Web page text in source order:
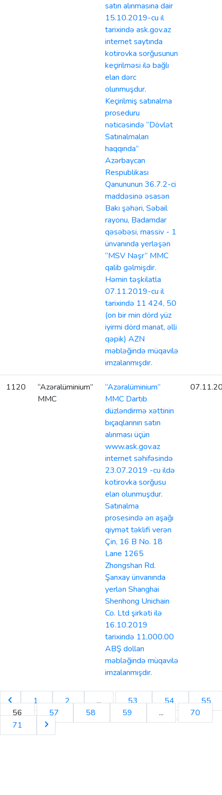
satın alınmasına dair
15.10.2019-cu il
tarixində ask.gov.az
internet saytında
kotirovka sorğusunun
keçirilməsi ilə bağlı
elan dərc
olunmuşdur.
Keçirilmiş satınalma
proseduru
nəticəsində “Dövlət
Satınalmaları
haqqında”
Azərbaycan
Respublikası
Qanununun 36.7.2-ci
maddəsinə əsasən
Bakı şəhəri, Səbail
rayonu, Badamdar
qəsəbəsi, massiv - 1
ünvanında yerləşən
“MSV Nəşr” MMC
qalib gəlmişdir.
Həmin təşkilatla
07.11.2019-cu il
tarixində 11 424, 50
(on bir min dörd yüz
iyirmi dörd manat, əlli
qəpik) AZN
məbləğində müqavilə
imzalanmışdır.
1120
“Azəralüminium”
MMC
“Azəralüminium”
MMC Dartıb
düzləndirmə xəttinin
bıçaqlarının satın
alınması üçün
www.ask.gov.az
internet səhifəsində
23.07.2019 -cu ildə
kotirovka sorğusu
elan olunmuşdur.
Satınalma
prosesində ən aşağı
qiymət təklifi verən
Çin, 16 B No. 18
Lane 1265
Zhongshan Rd.
Şanxay ünvanında
yerlən Shanghai
Shenhong Unichain
Co. Ltd şirkəti ilə
16.10.2019
tarixində 11,000.00
ABŞ dolları
məbləğində müqavilə
imzalanmışdır.
1 2 ... 53 54
55
56
57 58 59 ...
70
71